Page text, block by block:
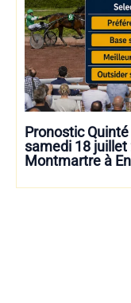
Pronostic
samedi 18 juillet
Montmartre à